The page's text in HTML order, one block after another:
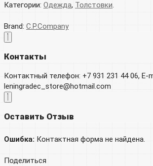
Категории: Одежда, Толстовки.
Brand: C.P.Company
Контакты
Контактный телефон: +7 931 231 44 06, E-
leningradec_store@hotmail.com
Оставить Отзыв
Ошибка: Контактная форма не найдена.
Поделиться